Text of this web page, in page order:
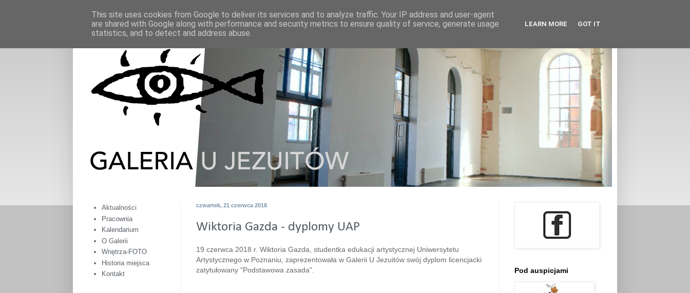
czwartek, 21 czerwca 2018
Wiktoria Gazda - dyplomy UAP
19 czerwca 2018 r. Wiktoria Gazda, studentka edukacji artystycznej Uniwersytetu
Artystycznego w Poznaniu, zaprezentowała w Galerii U Jezuitów swój dyplom licencjacki
zatytułowany "Podstawowa zasada".
Aktualności
Pracownia
Kalendarium
O Galerii
Wnętrza-FOTO
Historia miejsca
Kontakt
Pod auspicjami
This site uses cookies from Google to deliver its services and to analyze traffic. Your IP address and user-agent
are shared with Google along with performance and security metrics to ensure quality of service, generate usage
statistics, and to detect and address abuse.
LEARN MORE GOT IT